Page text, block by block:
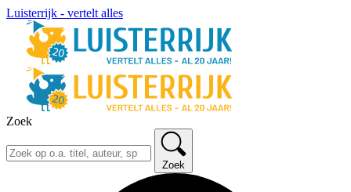
Luisterrijk - vertelt alles
Zoek
Zoek